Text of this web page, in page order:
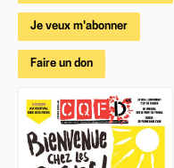
Je veux m'abonner
Faire un don